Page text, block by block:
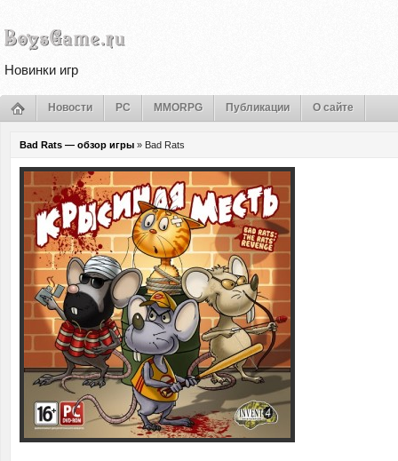
Новинки игр
Новости PC MMORPG Публикации О сайте
Bad Rats — обзор игры » Bad Rats